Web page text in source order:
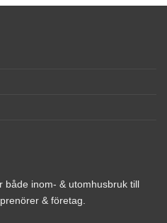
både inom- & utomhusbruk till
& företag.